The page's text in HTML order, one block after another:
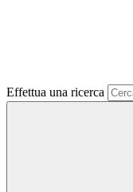
Effettua una ricerca